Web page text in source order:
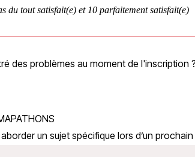
du tout satisfait(e) et 10 parfaitement satisfait(e)
des problèmes au moment de l'inscription ?
un sujet spécifique lors d’un